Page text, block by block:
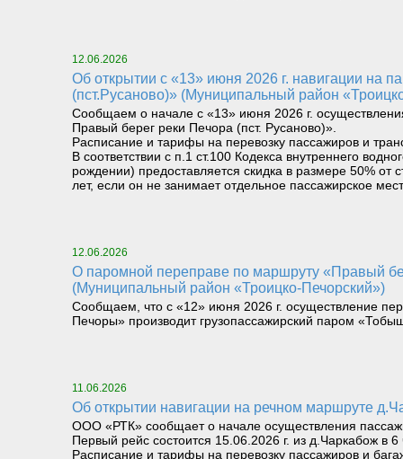
12.06.2026
Об открытии с «13» июня 2026 г. навигации на паромном маршруте «Левый берег реки Печора (Троицко-Печорск) – Правый берег реки Печора
(пст.Русаново)» (Муниципальный район
Сообщаем о начале с «13» июня 2026 г.
Правый берег реки Печора (пст. Русаново)».
Расписание и тарифы на перевозку пассажиров и
В соответствии с п.1 ст.100 Кодекса внутреннего
рождении) предоставляется скидка в размере 50% от
лет, если он не занимает отдельное пассажирское
12.06.2026
О паромной переправе по маршруту «Правый берег реки Илыч пст. Усть-Илыч – Левый берег реки Илыч пст. Палью – Левый берег Печоры»
(Муниципальный район «Троицко-Печорский»)
Сообщаем, что с «12» июня 2026 г. осуществление
Печоры» производит грузопассажирский паром
11.06.2026
Об открытии навигации на речном маршруте
ООО «РТК» сообщает о начале осуществления
Первый рейс состоится 15.06.2026 г. из д.Чаркабож в
Расписание и тарифы на перевозку пассажиров и